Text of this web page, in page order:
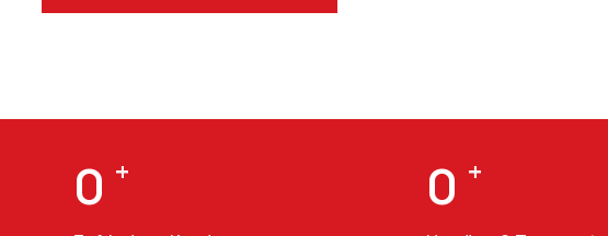
0 + 0 +